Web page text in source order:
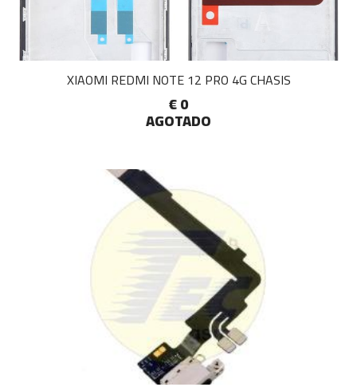
XIAOMI REDMI NOTE 12 PRO 4G CHASIS
€ 0
AGOTADO